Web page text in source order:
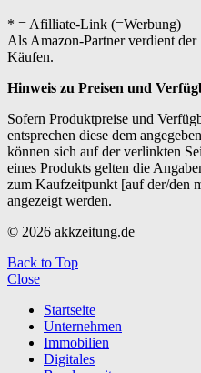
* = Afilliate-Link (=Werbung)
Als Amazon-Partner verdient
Käufen.
Hinweis zu Preisen und
Sofern Produktpreise und
entsprechen diese dem
können sich auf der verlinkten
eines Produkts gelten die
zum Kaufzeitpunkt [auf der/den
angezeigt werden.
© 2026 akkzeitung.de
Back to Top
Close
Startseite
Unternehmen
Immobilien
Digitales